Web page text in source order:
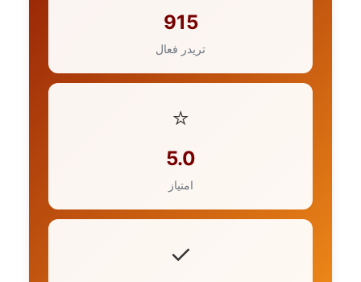
915
تریدر فعال
⭐
5.0
امتیاز
✓